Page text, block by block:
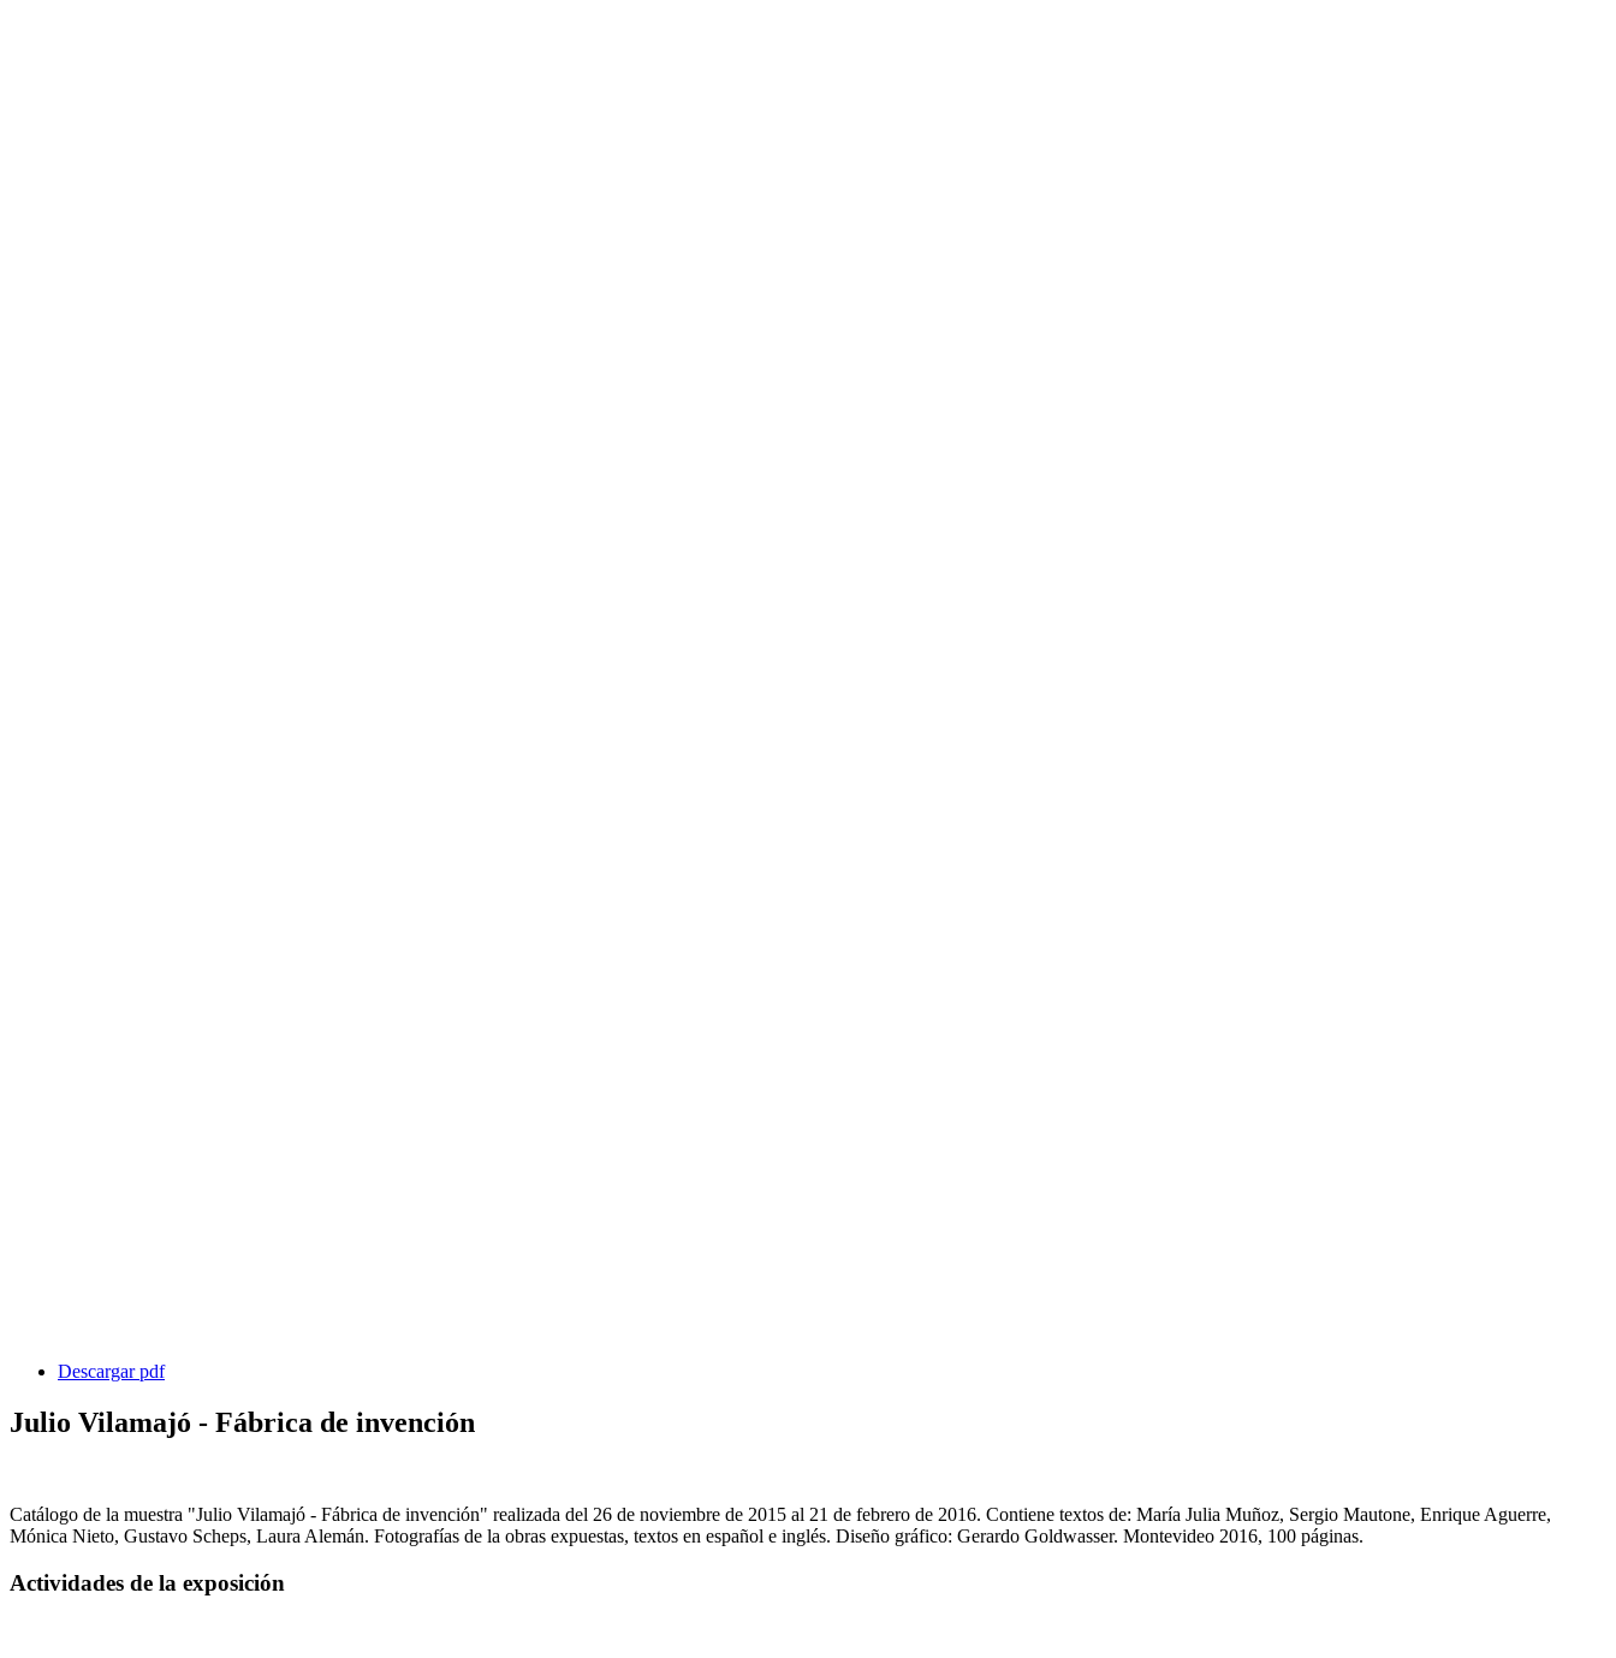
Descargar pdf
Julio Vilamajó - Fábrica de invención
Catálogo de la muestra "Julio Vilamajó - Fábrica de invención" realizada del 26 de noviembre de 2015 al 21 de febrero de 2016. Contiene textos de: María Julia Muñoz, Sergio Mautone, Enrique Aguerre,
Mónica Nieto, Gustavo Scheps, Laura Alemán. Fotografías de la obras expuestas, textos en español e inglés. Diseño gráfico: Gerardo Goldwasser. Montevideo 2016, 100 páginas.
Actividades de la exposición